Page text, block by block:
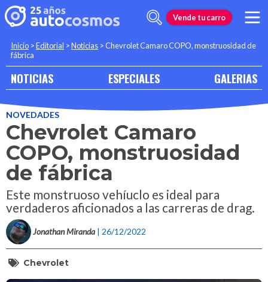
Vende tu carro
Inicio >Editorial >Noticias >Chevrolet Camaro COPO, monstruosidad de
fábrica
NOTICIAS ESPECIALES GALERIAS
NOVEDADES
Chevrolet Camaro
COPO, monstruosidad
de fábrica
Este monstruoso vehíuclo es ideal para
verdaderos aficionados a las carreras de drag.
Jonathan Miranda | 26/12/2022
Chevrolet